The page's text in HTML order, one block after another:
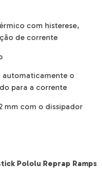
com histerese,
de corrente
automaticamente o
para a corrente
mm com o dissipador
Pololu Reprap Ramps